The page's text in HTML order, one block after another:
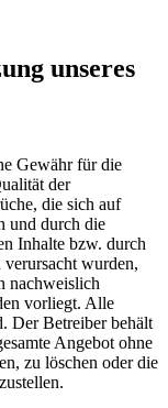
unseres
Gewähr für die
der
die sich auf
und durch die
Inhalte bzw. durch
wurden,
nachweislich
vorliegt. Alle
Der Betreiber behält
Angebot ohne
zu löschen oder die